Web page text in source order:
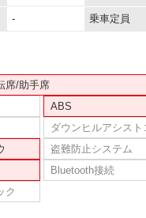
- 乗車定員
席/助手席
ABS
ダウンヒルアシス
盗難防止システム
Bluetooth接続
ク